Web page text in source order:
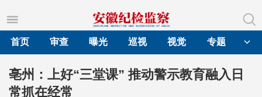
首页
审查 曝光 巡视 视觉 专题
亳州：上好“三堂课” 推动警示教育融入日
常抓在经常